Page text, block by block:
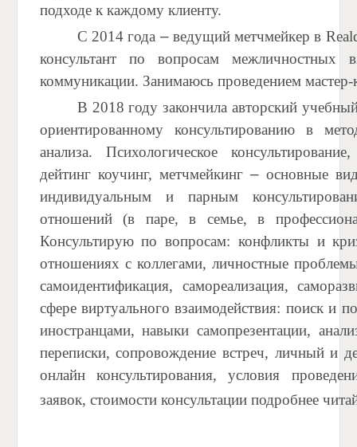
подходе к каждому клиенту.
С 2014 года – ведущий метчмейкер в
консультант по вопросам межличностных
коммуникации. Занимаюсь проведением мастер-
В 2018 году закончила авторский
ориентированному консультированию в
анализа. Психологическое
дейтинг коучинг, метчмейкинг –основные
индивидуальным и парным
отношений (в паре, в семье, в
Консультирую по вопросам: конфликты и
отношениях с коллегами, личностные
самоидентификация, самореализация,
сфере виртуального взаимодействия: поиск и
иностранцами, навыки самопрезентации,
переписки, сопровождение встреч, личный и
онлайн консультирования, условия
заявок, стоимости консультации подробнее